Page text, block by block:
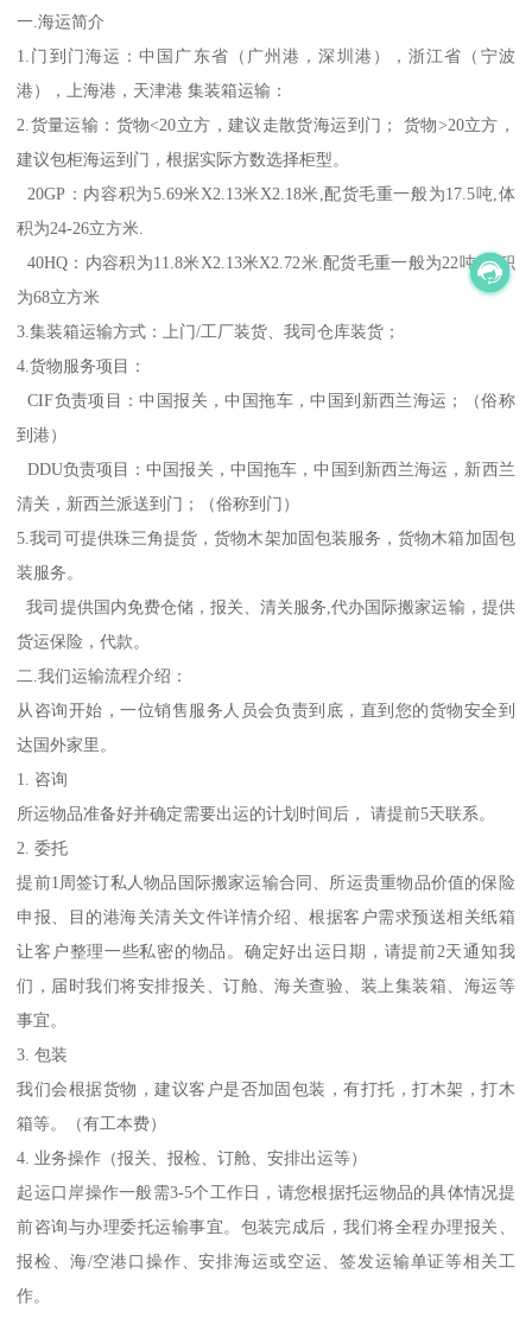
一.海运简介
1.门到门海运：中国广东省（广州港，深圳港），浙江省（宁波
港），上海港，天津港 集装箱运输：
2.货量运输：货物<20立方，建议走散货海运到门； 货物>20立方，
建议包柜海运到门，根据实际方数选择柜型。
20GP：内容积为5.69米X2.13米X2.18米,配货毛重一般为17.5吨,体
积为24-26立方米.
40HQ：内容积为11.8米X2.13米X2.72米.配货毛重一般为22吨,体积
为68立方米
3.集装箱运输方式：上门/工厂装货、我司仓库装货；
4.货物服务项目：
CIF负责项目：中国报关，中国拖车，中国到新西兰海运；（俗称
到港）
DDU负责项目：中国报关，中国拖车，中国到新西兰海运，新西兰
清关，新西兰派送到门；（俗称到门）
5.我司可提供珠三角提货，货物木架加固包装服务，货物木箱加固包
装服务。
我司提供国内免费仓储，报关、清关服务,代办国际搬家运输，提供
货运保险，代款。
二.我们运输流程介绍：
从咨询开始，一位销售服务人员会负责到底，直到您的货物安全到
达国外家里。
1. 咨询
所运物品准备好并确定需要出运的计划时间后， 请提前5天联系。
2. 委托
提前1周签订私人物品国际搬家运输合同、所运贵重物品价值的保险
申报、目的港海关清关文件详情介绍、根据客户需求预送相关纸箱
让客户整理一些私密的物品。确定好出运日期，请提前2天通知我
们，届时我们将安排报关、订舱、海关查验、装上集装箱、海运等
事宜。
3. 包装
我们会根据货物，建议客户是否加固包装，有打托，打木架，打木
箱等。（有工本费）
4. 业务操作（报关、报检、订舱、安排出运等）
起运口岸操作一般需3-5个工作日，请您根据托运物品的具体情况提
前咨询与办理委托运输事宜。包装完成后，我们将全程办理报关、
报检、海/空港口操作、安排海运或空运、签发运输单证等相关工
作。